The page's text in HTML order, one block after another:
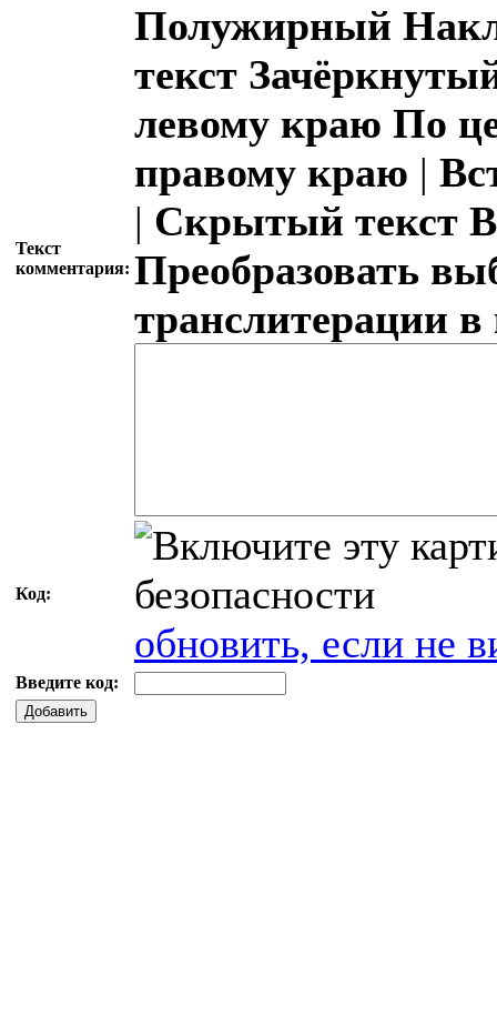
Текст
комментария:
Полужирный
текст
левому краю По
правому краю |
| Скрытый текст
Преобразовать
транслитерации
Код:
обновить, если не
Введите код:
Добавить